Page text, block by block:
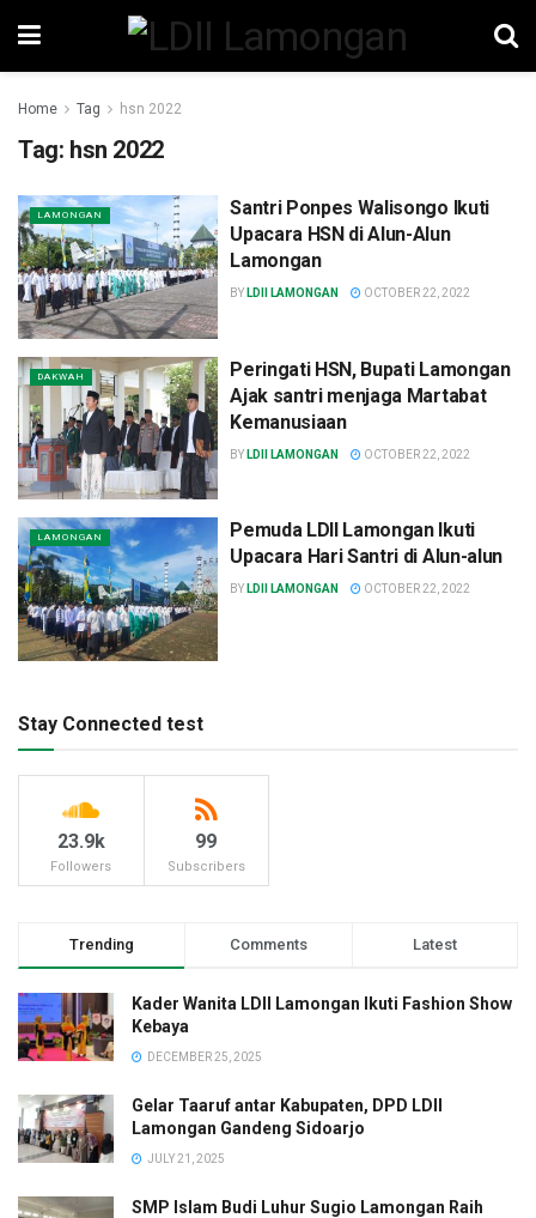
Home Tag hsn 2022
Tag: hsn 2022
LAMONGAN
Santri Ponpes Walisongo Ikuti
Upacara HSN di Alun-Alun
Lamongan
BY LDII LAMONGAN OCTOBER 22, 2022
DAKWAH
Peringati HSN, Bupati Lamongan
Ajak santri menjaga Martabat
Kemanusiaan
BY LDII LAMONGAN OCTOBER 22, 2022
LAMONGAN
Pemuda LDII Lamongan Ikuti
Upacara Hari Santri di Alun-alun
BY LDII LAMONGAN OCTOBER 22, 2022
Stay Connected test
23.9k
Followers
99
Subscribers
Trending Comments Latest
Kader Wanita LDII Lamongan Ikuti Fashion Show
Kebaya
DECEMBER 25, 2025
Gelar Taaruf antar Kabupaten, DPD LDII
Lamongan Gandeng Sidoarjo
JULY 21, 2025
SMP Islam Budi Luhur Sugio Lamongan Raih